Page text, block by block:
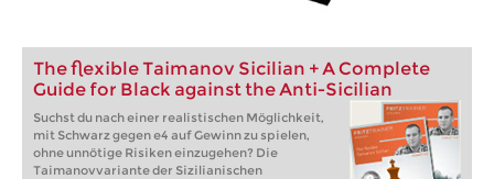
The flexible Taimanov Sicilian + A Complete
Guide for Black against the Anti-Sicilian
Suchst du nach einer realistischen Möglichkeit,
mit Schwarz gegen e4 auf Gewinn zu spielen,
ohne unnötige Risiken einzugehen? Die
Taimanovvariante der Sizilianischen